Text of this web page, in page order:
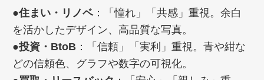
●住まい・リノベ：「憧れ」「共感」重視。余白
を活かしたデザイン、高品質な写真。
●投資・BtoB ：「信頼」「実利」重視。青や紺な
どの信頼色、グラフや数字の可視化。